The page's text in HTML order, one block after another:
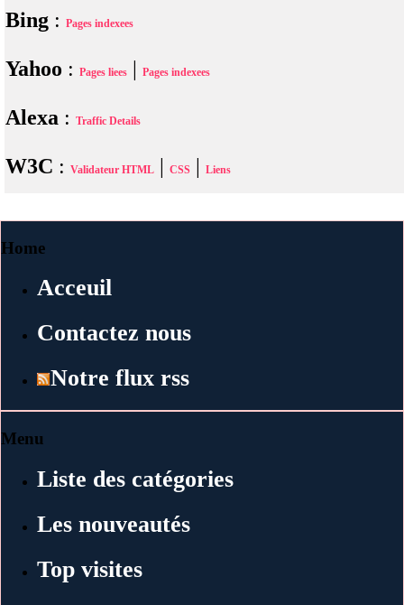
Bing : Pages indexees
Yahoo : Pages liees | Pages indexees
Alexa : Traffic Details
W3C : Validateur HTML | CSS | Liens
Home
Acceuil
Contactez nous
Notre flux rss
Menu
Liste des catégories
Les nouveautés
Top visites